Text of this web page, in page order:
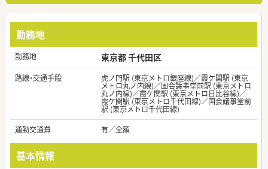
勤務地
勤務地 東京都 千代田区
路線・交通手段 虎ノ門駅 (東京メトロ銀座線)／霞ケ関駅 (東京
メトロ丸ノ内線)／国会議事堂前駅 (東京メトロ
丸ノ内線)／霞ケ関駅 (東京メトロ日比谷線)／
霞ケ関駅 (東京メトロ千代田線)／国会議事堂前
駅 (東京メトロ千代田線)
通勤交通費
有／全額
基本情報